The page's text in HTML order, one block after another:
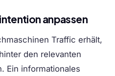
anpassen
Traffic erhält,
den relevanten
Ein informationales